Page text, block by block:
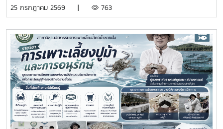
การและหน่วยงานภาคีเครือข่ายเป็นระยะเวลา 4 เดือน เพื่อให้
ความรู้จากห้องเรียนไปประยุกต์ใช้ในการทำงานจริงทั้งนี้ สหกิจ
ศึกษาเป็นส่วนสำคัญของการจัดการเรียนการสอน ที่มุ่งเน้นการ
ผลิตบัณฑิตให้มีความพร้อมทั้งด้านวิชาการและวิชาชีพ นักศึกษา
จะได้ฝึกทักษะการทำงานในสภาพแวดล้อมจริง เรียนรู้การแก้ไข
ปัญหาเฉพาะหน้า อดทน สู้งาน ซื่อสัตย์ มีสัมมาคารวะ ทำงาน
ร่วมกับผู้อื่นได้ และการปรับตัวให้เข้ากับองค์กร ตลอดจนพัฒนา
ทักษะวิชาชีพด้านการเพาะเลี้ยงสัตว์น้ำชายฝั่ง ให้สอดคล้องกับ
ความต้องการของภาคอุตสาหกรรมการผลิตสัตว์น้ำและอื่นๆที่
25 กรกฎาคม 2569 | 763